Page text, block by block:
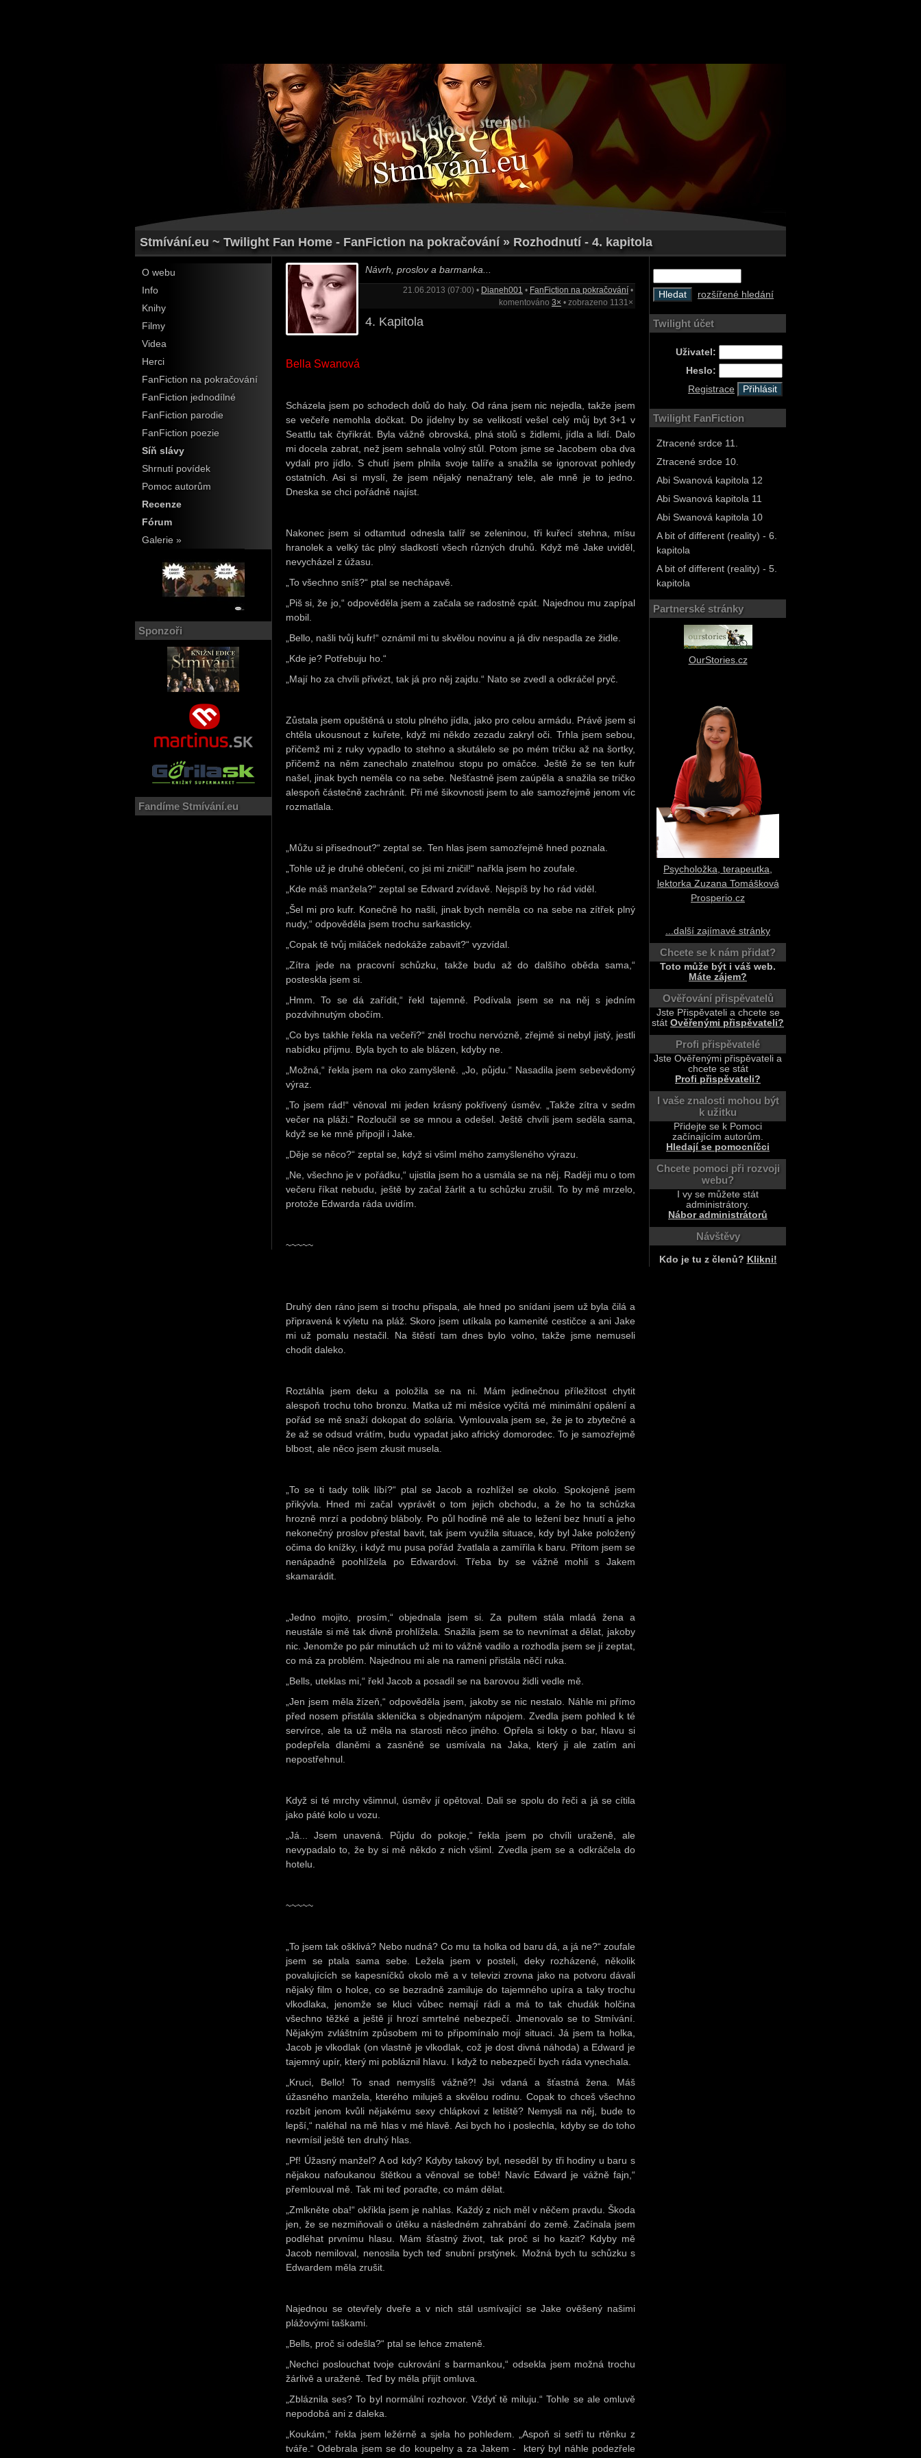
Stmívání.eu ~ Twilight Fan Home - FanFiction na pokračování » Rozhodnutí - 4. kapitola
O webu
Info
Knihy
Filmy
Videa
Herci
FanFiction na pokračování
FanFiction jednodílné
FanFiction parodie
FanFiction poezie
Síň slávy
Shrnutí povídek
Pomoc autorům
Recenze
Fórum
Galerie »
Sponzoři
Fandíme Stmívání.eu
Návrh, proslov a barmanka...
21.06.2013 (07:00) • Dianeh001 • FanFiction na pokračování •
komentováno 3× • zobrazeno 1131×
4. Kapitola
Bella Swanová
Scházela jsem po schodech dolů do haly. Od rána jsem nic nejedla, takže jsem
se večeře nemohla dočkat. Do jídelny by se velikostí vešel celý můj byt 3+1 v
Seattlu tak čtyřikrát. Byla vážně obrovská, plná stolů s židlemi, jídla a lidí. Dalo
mi docela zabrat, než jsem sehnala volný stůl. Potom jsme se Jacobem oba dva
vydali pro jídlo. S chutí jsem plnila svoje talíře a snažila se ignorovat pohledy
ostatních. Asi si myslí, že jsem nějaký nenažraný tele, ale mně je to jedno.
Dneska se chci pořádně najíst.
Nakonec jsem si odtamtud odnesla talíř se zeleninou, tři kuřecí stehna, mísu
hranolek a velký tác plný sladkostí všech různých druhů. Když mě Jake uviděl,
nevycházel z úžasu.
„To všechno sníš?“ ptal se nechápavě.
„Piš si, že jo,“ odpověděla jsem a začala se radostně cpát. Najednou mu zapípal
mobil.
„Bello, našli tvůj kufr!“ oznámil mi tu skvělou novinu a já div nespadla ze židle.
„Kde je? Potřebuju ho.“
„Mají ho za chvíli přivézt, tak já pro něj zajdu.“ Nato se zvedl a odkráčel pryč.
Zůstala jsem opuštěná u stolu plného jídla, jako pro celou armádu. Právě jsem si
chtěla ukousnout z kuřete, když mi někdo zezadu zakryl oči. Trhla jsem sebou,
přičemž mi z ruky vypadlo to stehno a skutálelo se po mém tričku až na šortky,
přičemž na něm zanechalo znatelnou stopu po omáčce. Ještě že se ten kufr
našel, jinak bych neměla co na sebe. Nešťastně jsem zaúpěla a snažila se tričko
alespoň částečně zachránit. Při mé šikovnosti jsem to ale samozřejmě jenom víc
rozmatlala.
„Můžu si přisednout?“ zeptal se. Ten hlas jsem samozřejmě hned poznala.
„Tohle už je druhé oblečení, co jsi mi zničil!“ nařkla jsem ho zoufale.
„Kde máš manžela?“ zeptal se Edward zvídavě. Nejspíš by ho rád viděl.
„Šel mi pro kufr. Konečně ho našli, jinak bych neměla co na sebe na zítřek plný
nudy,“ odpověděla jsem trochu sarkasticky.
„Copak tě tvůj miláček nedokáže zabavit?“ vyzvídal.
„Zítra jede na pracovní schůzku, takže budu až do dalšího oběda sama,“
posteskla jsem si.
„Hmm. To se dá zařídit,“ řekl tajemně. Podívala jsem se na něj s jedním
pozdvihnutým obočím.
„Co bys takhle řekla na večeři?“ zněl trochu nervózně, zřejmě si nebyl jistý, jestli
nabídku přijmu. Byla bych to ale blázen, kdyby ne.
„Možná,“ řekla jsem na oko zamyšleně. „Jo, půjdu.“ Nasadila jsem sebevědomý
výraz.
„To jsem rád!“ věnoval mi jeden krásný pokřivený úsměv. „Takže zítra v sedm
večer na pláži." Rozloučil se se mnou a odešel. Ještě chvíli jsem seděla sama,
když se ke mně připojil i Jake.
„Děje se něco?“ zeptal se, když si všiml mého zamyšleného výrazu.
„Ne, všechno je v pořádku,“ ujistila jsem ho a usmála se na něj. Raději mu o tom
večeru říkat nebudu, ještě by začal žárlit a tu schůzku zrušil. To by mě mrzelo,
protože Edwarda ráda uvidím.
~~~~~
Druhý den ráno jsem si trochu přispala, ale hned po snídani jsem už byla čilá a
připravená k výletu na pláž. Skoro jsem utíkala po kamenité cestičce a ani Jake
mi už pomalu nestačil. Na štěstí tam dnes bylo volno, takže jsme nemuseli
chodit daleko.
Roztáhla jsem deku a položila se na ni. Mám jedinečnou příležitost chytit
alespoň trochu toho bronzu. Matka už mi měsíce vyčítá mé minimální opálení a
pořád se mě snaží dokopat do solária. Vymlouvala jsem se, že je to zbytečné a
že až se odsud vrátím, budu vypadat jako africký domorodec. To je samozřejmě
blbost, ale něco jsem zkusit musela.
„To se ti tady tolik líbí?“ ptal se Jacob a rozhlížel se okolo. Spokojeně jsem
přikývla. Hned mi začal vyprávět o tom jejich obchodu, a že ho ta schůzka
hrozně mrzí a podobný bláboly. Po půl hodině mě ale to ležení bez hnutí a jeho
nekonečný proslov přestal bavit, tak jsem využila situace, kdy byl Jake položený
očima do knížky, i když mu pusa pořád žvatlala a zamířila k baru. Přitom jsem se
nenápadně poohlížela po Edwardovi. Třeba by se vážně mohli s Jakem
skamarádit.
„Jedno mojito, prosím,“ objednala jsem si. Za pultem stála mladá žena a
neustále si mě tak divně prohlížela. Snažila jsem se to nevnímat a dělat, jakoby
nic. Jenomže po pár minutách už mi to vážně vadilo a rozhodla jsem se jí zeptat,
co má za problém. Najednou mi ale na rameni přistála něčí ruka.
„Bells, uteklas mi,“ řekl Jacob a posadil se na barovou židli vedle mě.
„Jen jsem měla žízeň,“ odpověděla jsem, jakoby se nic nestalo. Náhle mi přímo
před nosem přistála sklenička s objednaným nápojem. Zvedla jsem pohled k té
servírce, ale ta už měla na starosti něco jiného. Opřela si lokty o bar, hlavu si
podepřela dlaněmi a zasněně se usmívala na Jaka, který ji ale zatím ani
nepostřehnul.
Když si té mrchy všimnul, úsměv jí opětoval. Dali se spolu do řeči a já se cítila
jako páté kolo u vozu.
„Já... Jsem unavená. Půjdu do pokoje,“ řekla jsem po chvíli uraženě, ale
nevypadalo to, že by si mě někdo z nich všiml. Zvedla jsem se a odkráčela do
hotelu.
~~~~~
„To jsem tak ošklivá? Nebo nudná? Co mu ta holka od baru dá, a já ne?“ zoufale
jsem se ptala sama sebe. Ležela jsem v posteli, deky rozházené, několik
povalujících se kapesníčků okolo mě a v televizi zrovna jako na potvoru dávali
nějaký film o holce, co se bezradně zamiluje do tajemného upíra a taky trochu
vlkodlaka, jenomže se kluci vůbec nemají rádi a má to tak chudák holčina
všechno těžké a ještě jí hrozí smrtelné nebezpečí. Jmenovalo se to Stmívání.
Nějakým zvláštním způsobem mi to připomínalo mojí situaci. Já jsem ta holka,
Jacob je vlkodlak (on vlastně je vlkodlak, což je dost divná náhoda) a Edward je
tajemný upír, který mi pobláznil hlavu. I když to nebezpečí bych ráda vynechala.
„Kruci, Bello! To snad nemyslíš vážně?! Jsi vdaná a šťastná žena. Máš
úžasného manžela, kterého miluješ a skvělou rodinu. Copak to chceš všechno
rozbít jenom kvůli nějakému sexy chlápkovi z letiště? Nemysli na něj, bude to
lepší,“ naléhal na mě hlas v mé hlavě. Asi bych ho i poslechla, kdyby se do toho
nevmísil ještě ten druhý hlas.
„Pf! Úžasný manžel? A od kdy? Kdyby takový byl, neseděl by tři hodiny u baru s
nějakou nafoukanou štětkou a věnoval se tobě! Navíc Edward je vážně fajn,“
přemlouval mě. Tak mi teď poraďte, co mám dělat.
„Zmlkněte oba!“ okřikla jsem je nahlas. Každý z nich měl v něčem pravdu. Škoda
jen, že se nezmiňovali o útěku a následném zahrabání do země. Začínala jsem
podléhat prvnímu hlasu. Mám šťastný život, tak proč si ho kazit? Kdyby mě
Jacob nemiloval, nenosila bych teď snubní prstýnek. Možná bych tu schůzku s
Edwardem měla zrušit.
Najednou se otevřely dveře a v nich stál usmívající se Jake ověšený našimi
plážovými taškami.
„Bells, proč si odešla?“ ptal se lehce zmateně.
„Nechci poslouchat tvoje cukrování s barmankou,“ odsekla jsem možná trochu
žárlivě a uraženě. Teď by měla přijít omluva.
„Zbláznila ses? To byl normální rozhovor. Vždyť tě miluju.“ Tohle se ale omluvě
nepodobá ani z daleka.
„Koukám,“ řekla jsem ležérně a sjela ho pohledem. „Aspoň si setři tu rtěnku z
tváře.“ Odebrala jsem se do koupelny a za Jakem - který byl náhle podezřele
rozšířené hledání
Twilight účet
Uživatel:
Heslo:
Registrace
Twilight FanFiction
Ztracené srdce 11.
Ztracené srdce 10.
Abi Swanová kapitola 12
Abi Swanová kapitola 11
Abi Swanová kapitola 10
A bit of different (reality) - 6.
kapitola
A bit of different (reality) - 5.
kapitola
Partnerské stránky
OurStories.cz
Psycholožka, terapeutka,
lektorka Zuzana Tomášková
Prosperio.cz
...další zajímavé stránky
Chcete se k nám přidat?
Toto může být i váš web.
Máte zájem?
Ověřování přispěvatelů
Jste Přispěvateli a chcete se
stát Ověřenými přispěvateli?
Profi přispěvatelé
Jste Ověřenými přispěvateli a
chcete se stát
Profi přispěvateli?
I vaše znalosti mohou být
k užitku
Přidejte se k Pomoci
začínajícím autorům.
Hledají se pomocníčci
Chcete pomoci při rozvoji
webu?
I vy se můžete stát
administrátory.
Nábor administrátorů
Návštěvy
Kdo je tu z členů? Klikni!